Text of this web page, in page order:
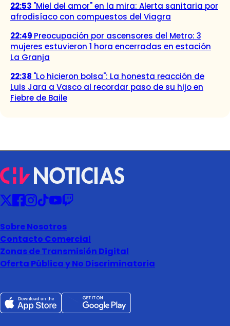
22:53 "Miel del amor" en la mira: Alerta sanitaria por
afrodisíaco con compuestos del Viagra
22:49 Preocupación por ascensores del Metro: 3
mujeres estuvieron 1 hora encerradas en estación
La Granja
22:38 "Lo hicieron bolsa": La honesta reacción de
Luis Jara a Vasco al recordar paso de su hijo en
Fiebre de Baile
Sobre Nosotros
Contacto Comercial
Zonas de Transmisión Digital
Oferta Pública y No Discriminatoria